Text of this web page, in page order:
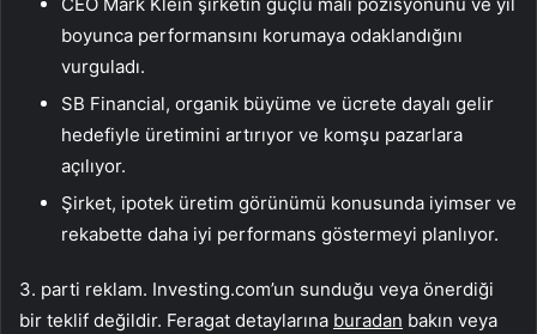
boyunca performansını korumaya odaklandığını
vurguladı.
SB Financial, organik büyüme ve ücrete dayalı gelir
hedefiyle üretimini artırıyor ve komşu pazarlara
açılıyor.
Şirket, ipotek üretim görünümü konusunda iyimser ve
rekabette daha iyi performans göstermeyi planlıyor.
3. parti reklam. Investing.com’un sunduğu veya önerdiği
bir teklif değildir. Feragat detaylarına buradan bakın veya